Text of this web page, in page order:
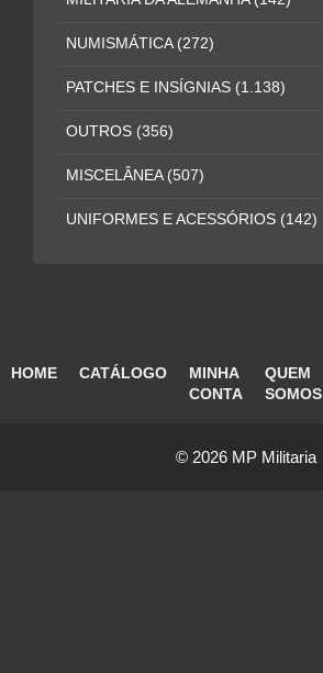
NUMISMÁTICA (272)
PATCHES E INSÍGNIAS (1.138)
OUTROS (356)
MISCELÂNEA (507)
UNIFORMES E ACESSÓRIOS (142)
HOME CATÁLOGO
MINHA
CONTA
QUEM
SOMOS
© 2026 MP Militaria